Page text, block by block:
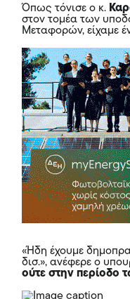
Όπως τόνισε ο κ.
στον τομέα των
Μεταφορών, είχαμε
«Ήδη έχουμε
δισ.», ανέφερε ο
ούτε στην